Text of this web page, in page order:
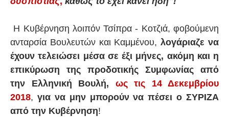
Η Κυβέρνηση λοιπόν Τσίπρα - Κοτζιά, φοβούμενη
ανταρσία Βουλευτών και Καμμένου,λογάριαζε να
έχουν τελειώσει μέσα σε έξι μήνες, ακόμη και η
επικύρωση της προδοτικής Συμφωνίας από
την Ελληνική Βουλή, ως τις 14 Δεκεμβρίου
2018, για να μην μπορούν να πέσει ο ΣΥΡΙΖΑ
από την Κυβέρνηση!